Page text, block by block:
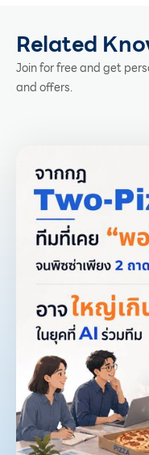
Related
Join for free and get
and offers.